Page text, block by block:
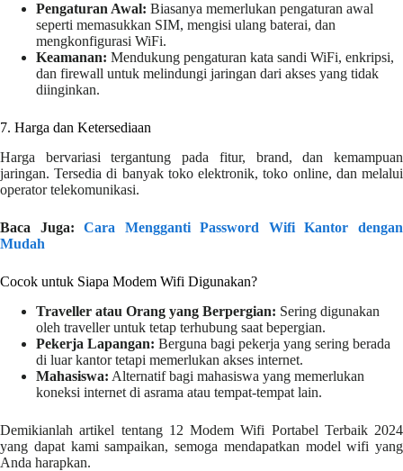
Pengaturan Awal: Biasanya memerlukan pengaturan awal
seperti memasukkan SIM, mengisi ulang baterai, dan
mengkonfigurasi WiFi.
Keamanan: Mendukung pengaturan kata sandi WiFi, enkripsi,
dan firewall untuk melindungi jaringan dari akses yang tidak
diinginkan.
7. Harga dan Ketersediaan
Harga bervariasi tergantung pada fitur, brand, dan kemampuan
jaringan. Tersedia di banyak toko elektronik, toko online, dan melalui
operator telekomunikasi.
Baca Juga:
Cara Mengganti Password Wifi Kantor dengan
Mudah
Cocok untuk Siapa Modem Wifi Digunakan?
Traveller atau Orang yang Berpergian: Sering digunakan
oleh traveller untuk tetap terhubung saat bepergian.
Pekerja Lapangan: Berguna bagi pekerja yang sering berada
di luar kantor tetapi memerlukan akses internet.
Mahasiswa: Alternatif bagi mahasiswa yang memerlukan
koneksi internet di asrama atau tempat-tempat lain.
Demikianlah artikel tentang 12 Modem Wifi Portabel Terbaik 2024
yang dapat kami sampaikan, semoga mendapatkan model wifi yang
Anda harapkan.